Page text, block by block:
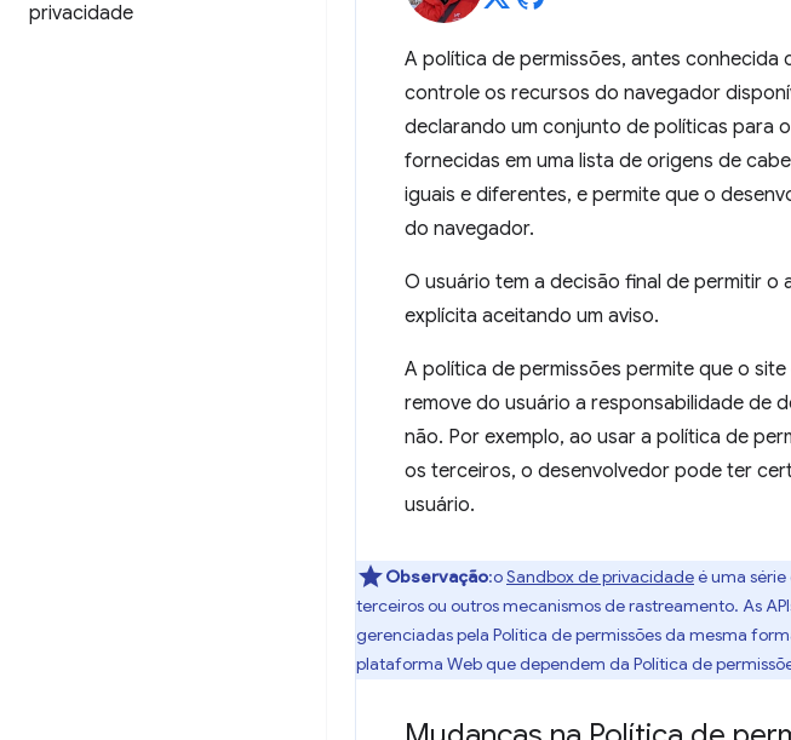
privacidade
A política de permissões, antes
controle os recursos do navegador
declarando um conjunto de políticas para
fornecidas em uma lista de origens de
iguais e diferentes, e permite que o
do navegador.
O usuário tem a decisão final de permitir
explícita aceitando um aviso.
A política de permissões permite que o
remove do usuário a responsabilidade de
não. Por exemplo, ao usar a política de
os terceiros, o desenvolvedor pode ter
usuário.
Observação:oSandbox de privacidadeé uma
terceiros ou outros mecanismos de rastreamento. As
gerenciadas pela Política de permissões da mesma
plataforma Web que dependem da Política de